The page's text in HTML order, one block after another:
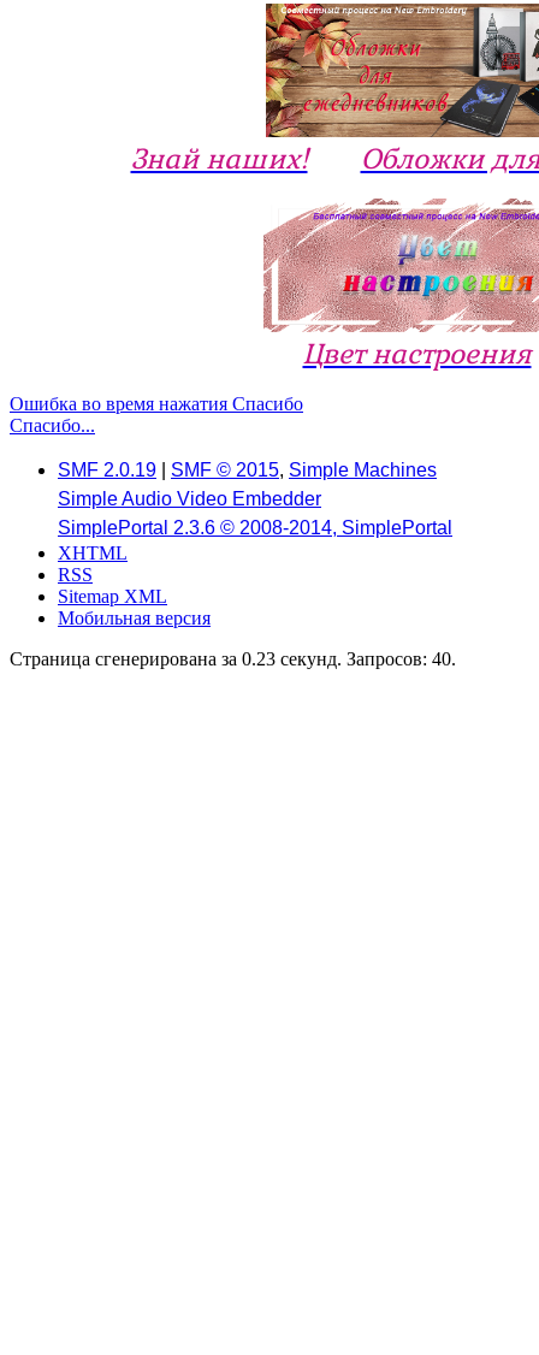
Знай наших! Обложки
Цвет настроения
Ошибка во время нажатия Спасибо
Спасибо...
SMF 2.0.19 SMF © 2015, Simple Machines
Simple Audio Video Embedder
SimplePortal 2.3.6 © 2008-2014, SimplePortal
XHTML
RSS
Sitemap XML
Мобильная версия
Страница сгенерирована за 0.23 секунд. Запросов: 40.